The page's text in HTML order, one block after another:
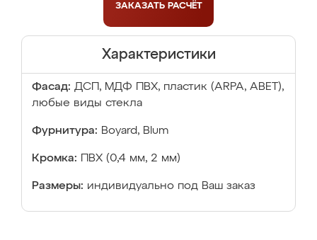
ЗАКАЗАТЬ РАСЧЁТ
Характеристики
Фасад: ДСП, МДФ ПВХ, пластик (ARPA, ABET),
любые виды стекла
Фурнитура: Boyard, Blum
Кромка: ПВХ (0,4 мм, 2 мм)
Размеры: индивидуально под Ваш заказ